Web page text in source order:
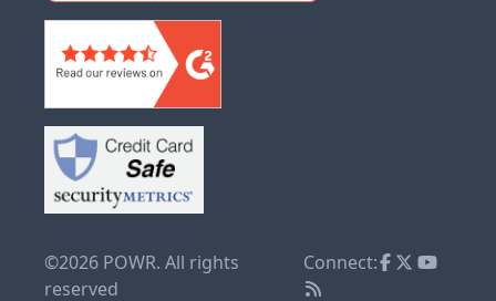
©2026 POWR. All rights
reserved
Connect: